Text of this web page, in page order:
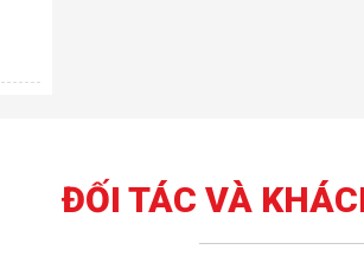
ĐỐI TÁC VÀ